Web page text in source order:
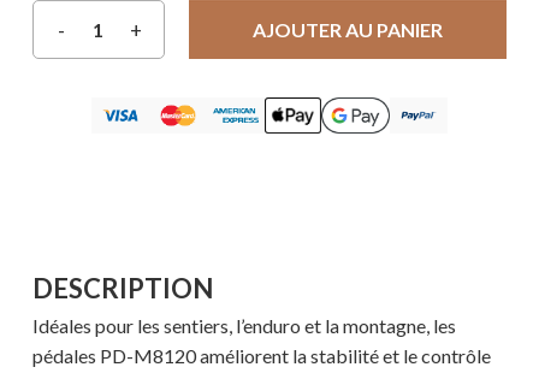
AJOUTER AU PANIER
DESCRIPTION
Idéales pour les sentiers, l’enduro et la montagne, les
pédales PD-M8120 améliorent la stabilité et le contrôle